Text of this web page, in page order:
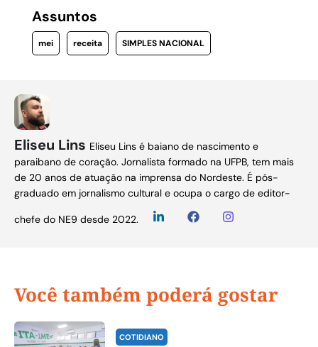
Assuntos
mei receita SIMPLES NACIONAL
Eliseu Lins Eliseu Lins é baiano de nascimento e
paraibano de coração. Jornalista formado na UFPB, tem mais
de 20 anos de atuação na imprensa do Nordeste. É pós-
graduado em jornalismo cultural e ocupa o cargo de editor-
chefe do NE9 desde 2022.
Você também poderá gostar
COTIDIANO